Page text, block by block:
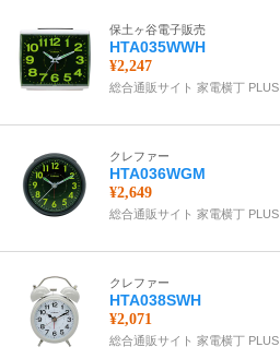
保土ヶ谷電子販売
HTA035WWH
¥2,247
総合通販サイト 家電横丁 PLUS
クレファー
HTA036WGM
¥2,649
総合通販サイト 家電横丁 PLUS
クレファー
HTA038SWH
¥2,071
総合通販サイト 家電横丁 PLUS